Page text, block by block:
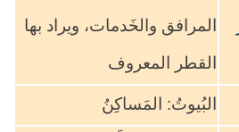
المرافق والخَدمات، ويراد بها
القطر المعروف
البُيوتُ: المَساكِنُ